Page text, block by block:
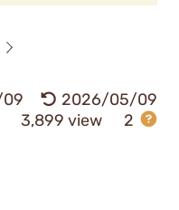
2026/05/09
3,899 view
2